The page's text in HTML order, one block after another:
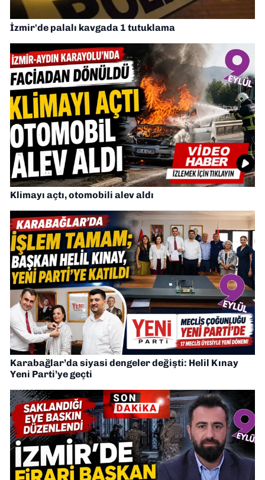
İzmir'de palalı kavgada 1 tutuklama
Klimayı açtı, otomobili alev aldı
Karabağlar’da siyasi dengeler değişti: Helil Kınay
Yeni Parti’ye geçti